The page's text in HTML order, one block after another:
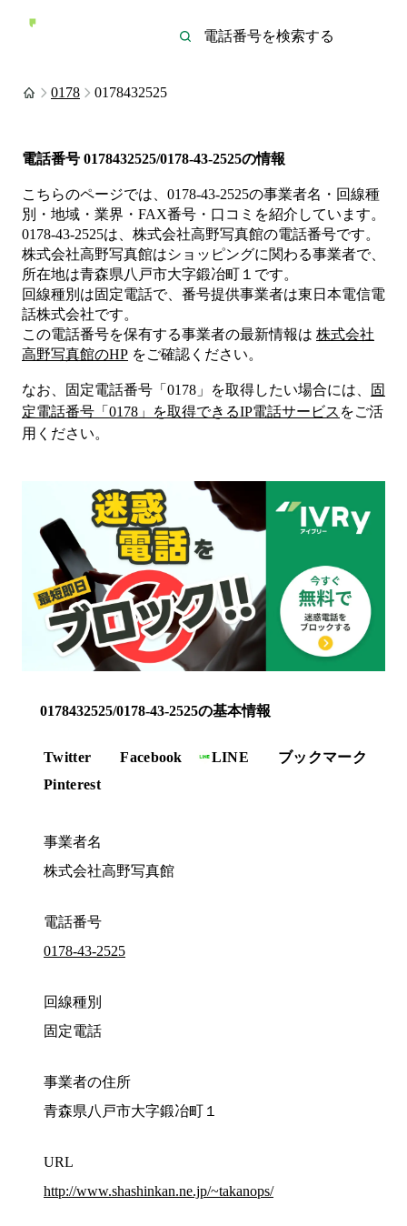
0178 0178432525
電話番号 0178432525/0178-43-2525の情報
こちらのページでは、 0178-43-2525の事業者名・回線種
別・地域・業界・FAX番号・口コミを紹介しています。
0178-43-2525は、 株式会社高野写真館の電話番号です。
株式会社高野写真館はショッピングに関わる事業者で、
所在地は青森県八戸市大字鍛冶町１ です。
回線種別は固定電話で、番号提供事業者は東日本電信電
話株式会社です。
この電話番号を保有する事業者の最新情報は 株式会社
高野写真館のHP をご確認ください。
なお、固定電話番号「 0178 」を取得したい場合には、
固
定電話番号「 0178 」を取得できるIP電話サービス をご活
用ください。
0178432525/0178-43-2525の基本情報
Twitter Facebook LINE
ブックマーク
Pinterest
事業者名
株式会社高野写真館
電話番号
0178-43-2525
回線種別
固定電話
事業者の住所
青森県八戸市大字鍛冶町１
URL
http://www.shashinkan.ne.jp/~takanops/